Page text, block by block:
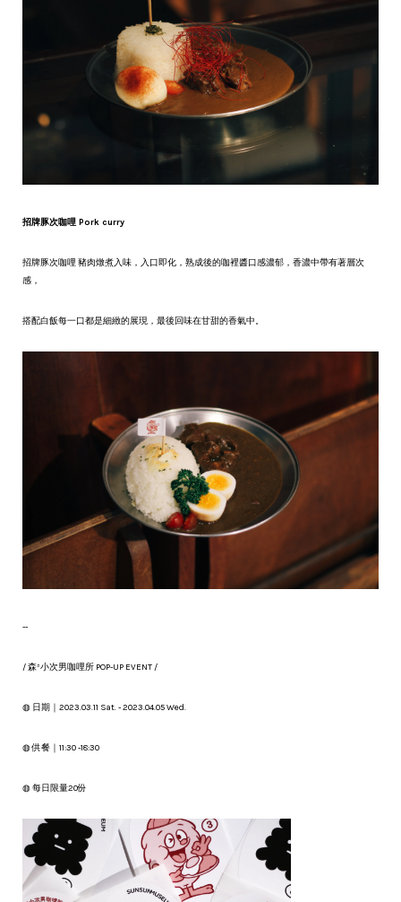
招牌豚次咖哩 Pork curry
招牌豚次咖哩 豬肉燉煮入味，入口即化，熟成後的咖裡醬口感濃郁，香濃中帶有著層次
感，
搭配白飯每一口都是細緻的展現，最後回味在甘甜的香氣中。
--
/ 森³小次男咖哩所 POP-UP EVENT /
◍ 日期｜2023.03.11 Sat. - 2023.04.05 Wed.
◍ 供餐｜11:30 -18:30
◍ 每日限量20份